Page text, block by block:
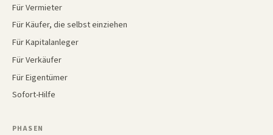
Für Vermieter
Für Käufer, die selbst einziehen
Für Kapitalanleger
Für Verkäufer
Für Eigentümer
Sofort-Hilfe
PHASEN